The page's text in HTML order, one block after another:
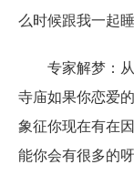
么时候跟我一起
专家解梦：从
寺庙如果你恋爱
象征你现在有在
能你会有很多的